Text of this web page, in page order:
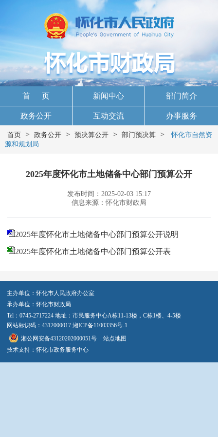
首 页 新闻中心 部门简介
政务公开 互动交流 办事服务
首页 > 政务公开 > 预决算公开 > 部门预决算 >
怀化市自然资
源和规划局
2025年度怀化市土地储备中心部门预算公开
发布时间：2025-02-03 15:17
信息来源：怀化市财政局
2025年度怀化市土地储备中心部门预算公开说明
2025年度怀化市土地储备中心部门预算公开表
主办单位：怀化市人民政府办公室
承办单位：怀化市财政局
Tel：0745-2717224 地址：市民服务中心A栋11-13楼，C栋1楼、4-5楼
网站标识码：4312000017 湘ICP备11003356号-1
湘公网安备43120202000051号
站点地图
技术支持：怀化市政务服务中心